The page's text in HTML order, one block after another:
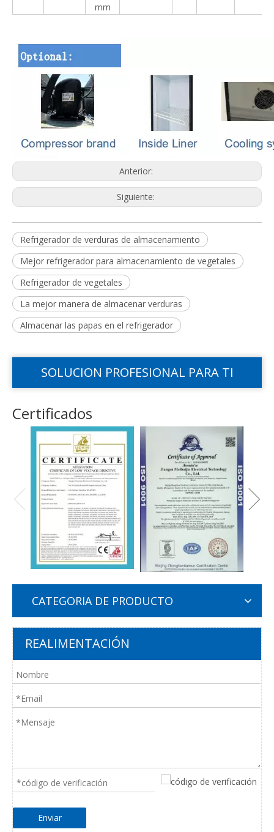
mm
Anterior:
Siguiente:
Refrigerador de verduras de almacenamiento
Mejor refrigerador para almacenamiento de vegetales
Refrigerador de vegetales
La mejor manera de almacenar verduras
Almacenar las papas en el refrigerador
SOLUCION PROFESIONAL PARA TI
Certificados
CATEGORIA DE PRODUCTO
REALIMENTACIÓN
Enviar